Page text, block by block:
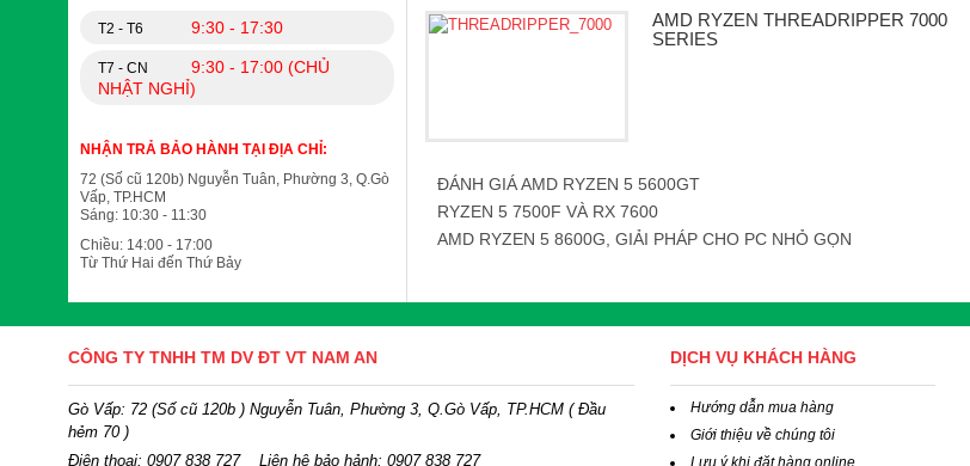
T2 - T6 9:30 - 17:30
T7 - CN
9:30 - 17:00 (CHỦ
NHẬT NGHỈ)
NHẬN TRẢ BẢO HÀNH TẠI ĐỊA CHỈ:
72 (Số cũ 120b) Nguyễn Tuân, Phường 3, Q.Gò
Vấp, TP.HCM
Sáng: 10:30 - 11:30
Chiều: 14:00 - 17:00
Từ Thứ Hai đến Thứ Bảy
AMD RYZEN THREADRIPPER 7000
SERIES
ĐÁNH GIÁ AMD RYZEN 5 5600GT
RYZEN 5 7500F VÀ RX 7600
AMD RYZEN 5 8600G, GIẢI PHÁP CHO PC NHỎ GỌN
CÔNG TY TNHH TM DV ĐT VT NAM AN
Gò Vấp: 72 (Số cũ 120b ) Nguyễn Tuân, Phường 3, Q.Gò Vấp, TP.HCM ( Đầu
hẻm 70 )
Điện thoại: 0907 838 727Liên hệ bảo hảnh: 0907 838 727
DỊCH VỤ KHÁCH HÀNG
Hướng dẫn mua hàng
Giới thiệu về chúng tôi
Lưu ý khi đặt hàng online